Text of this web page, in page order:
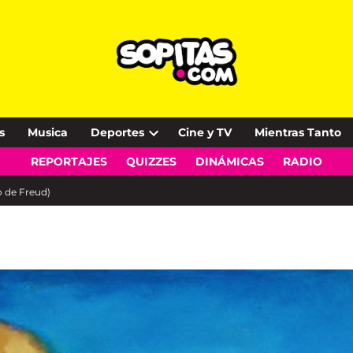
Musica Deportes
Open
dropdown
Cine y TV Mientras Tanto
REPORTAJES QUIZZES DINÁMICAS RADIO
de Freud)